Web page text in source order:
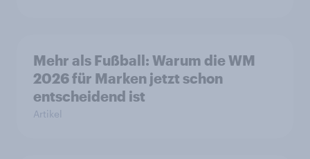
Mehr als Fußball: Warum die WM
2026 für Marken jetzt schon
entscheidend ist
Artikel